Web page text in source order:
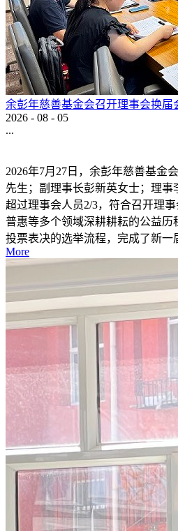
余彭年慈善基金会召开理事会换届
2026 - 08 - 05
...
2026年7月27日，余彭年慈善基金
先生；副理事长彭新英女士；理
超过理事会人员2/3，符合召开理
普惠等多个领域深耕耕耘的公益
投票表决的选举流程，完成了新
More